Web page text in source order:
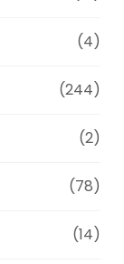
(4)
(244)
(2)
(78)
(14)